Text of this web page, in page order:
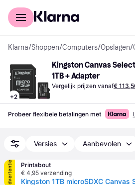
Voor shoppers
Klarna/Shoppen/Computers/Opslagen/
+2
Kingston Canvas
1TB + Adapter
Vergelijk prijzen vanaf€
Probeer flexibele betalingen met
Versies Aanbevolen
advertentie
Printabout
€ 4,95 verzending